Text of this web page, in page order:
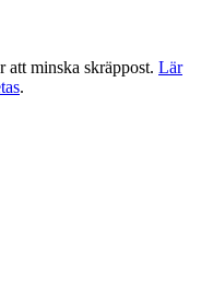
att minska skräppost. Lär
.